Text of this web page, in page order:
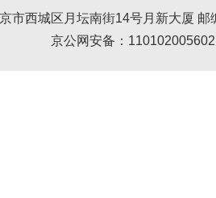
市西城区月坛南街14号月新大厦
京公网安备：